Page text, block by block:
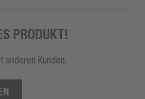
PRODUKT!
anderen Kunden.